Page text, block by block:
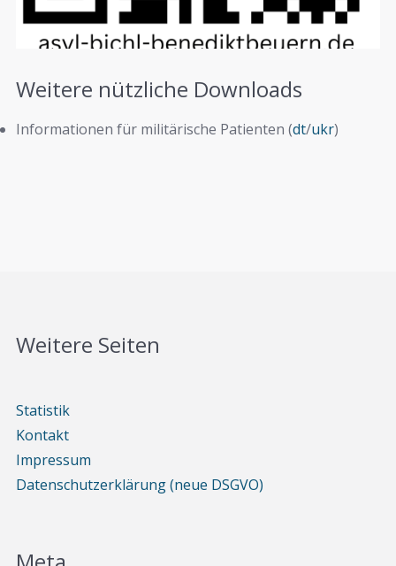
Weitere nützliche Downloads
Informationen für militärische Patienten (dt/ukr)
Weitere Seiten
Statistik
Kontakt
Impressum
Datenschutzerklärung (neue DSGVO)